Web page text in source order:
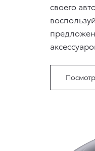
своего